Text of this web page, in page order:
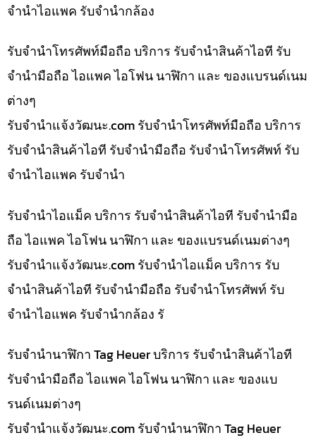
จำนำไอแพค รับจำนำกล้อง
รับจำนำโทรศัพท์มือถือ บริการ รับจำนำสินค้าไอที รับ
จำนำมือถือ ไอแพค ไอโฟน นาฬิกา และ ของแบรนด์เนม
ต่างๆ
รับจํานําแจ้งวัฒนะ.com รับจำนำโทรศัพท์มือถือ บริการ
รับจำนำสินค้าไอที รับจำนำมือถือ รับจำนำโทรศัพท์ รับ
จำนำไอแพค รับจำนำ
รับจำนำไอแม็ค บริการ รับจำนำสินค้าไอที รับจำนำมือ
ถือ ไอแพค ไอโฟน นาฬิกา และ ของแบรนด์เนมต่างๆ
รับจํานําแจ้งวัฒนะ.com รับจำนำไอแม็ค บริการ รับ
จำนำสินค้าไอที รับจำนำมือถือ รับจำนำโทรศัพท์ รับ
จำนำไอแพค รับจำนำกล้อง รั
รับจำนำนาฬิกา Tag Heuer บริการ รับจำนำสินค้าไอที
รับจำนำมือถือ ไอแพค ไอโฟน นาฬิกา และ ของแบ
รนด์เนมต่างๆ
รับจํานําแจ้งวัฒนะ.com รับจำนำนาฬิกา Tag Heuer